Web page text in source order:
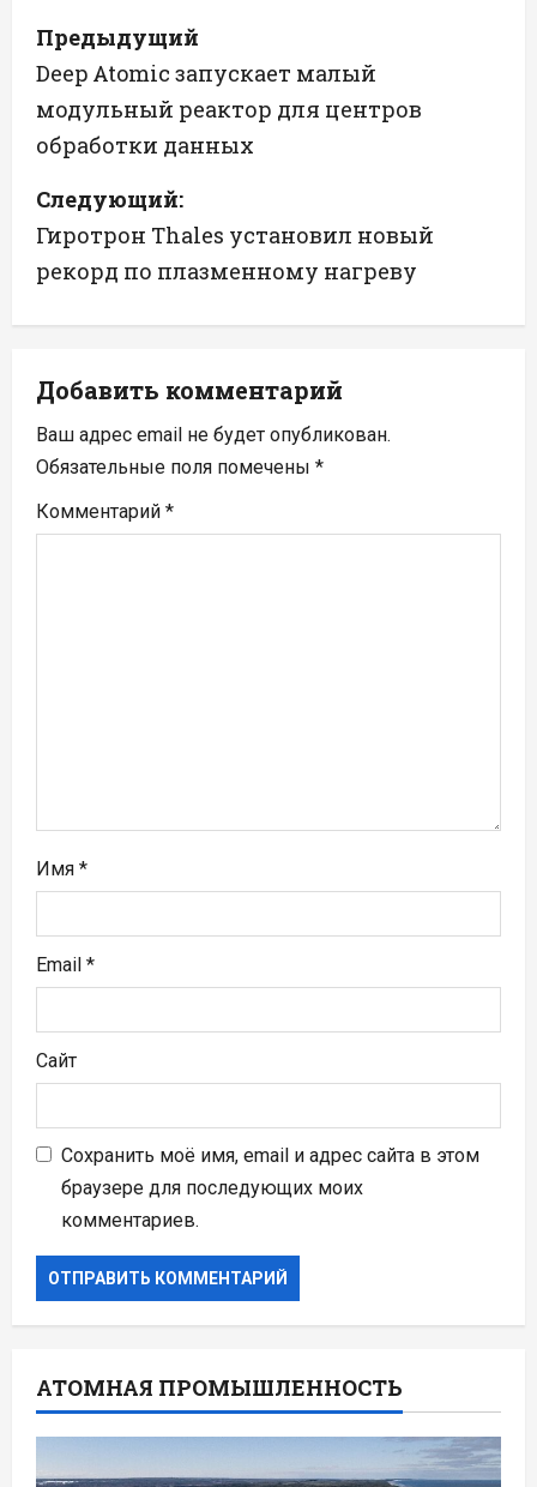
Н
а
в
г
а
ц
и
я
п
о
я
м
Предыдущий
Deep Atomic запускает малый
модульный реактор для центров
обработки данных
Следующий:
Гиротрон Thales установил новый
рекорд по плазменному нагреву
Добавить комментарий
Ваш адрес email не будет опубликован.
Обязательные поля помечены *
Комментарий *
Имя *
Email *
Сайт
Сохранить моё имя, email и адрес сайта в этом
браузере для последующих моих
комментариев.
АТОМНАЯ ПРОМЫШЛЕННОСТЬ